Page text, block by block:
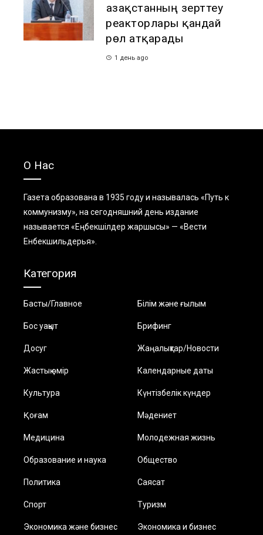
Қазақстанның зерттеу
реакторлары қандай
рөл атқарады
1 день ago
О Нас
Газета образована в 1935 году и называлась «Путь к
коммунизму», на сегодняшний день издание
называется «Еңбекшiлдер жаршысы» — «Вести
Енбекшильдерья».
Категория
Басты/Главное Білім және ғылым
Бос уақыт Брифинг
Досуг Жаңалықтар/Новости
Жастық өмір Календарные даты
Культура Күнтізбелік күндер
Қоғам Мәдениет
Медицина Молодежная жизнь
Образование и наука Общество
Политика Саясат
Спорт Туризм
Экономика және бизнес Экономика и бизнес